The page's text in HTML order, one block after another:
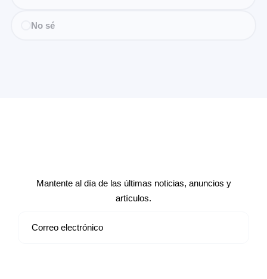
No sé
Mantente al día de las últimas noticias, anuncios y
artículos.